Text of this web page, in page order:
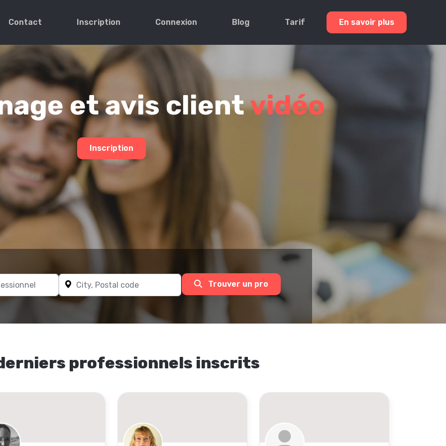
Contact Inscription Connexion Blog Tarif En savoir plus
et avis clientvidéo
Inscription
Trouver un pro
professionnels inscrits